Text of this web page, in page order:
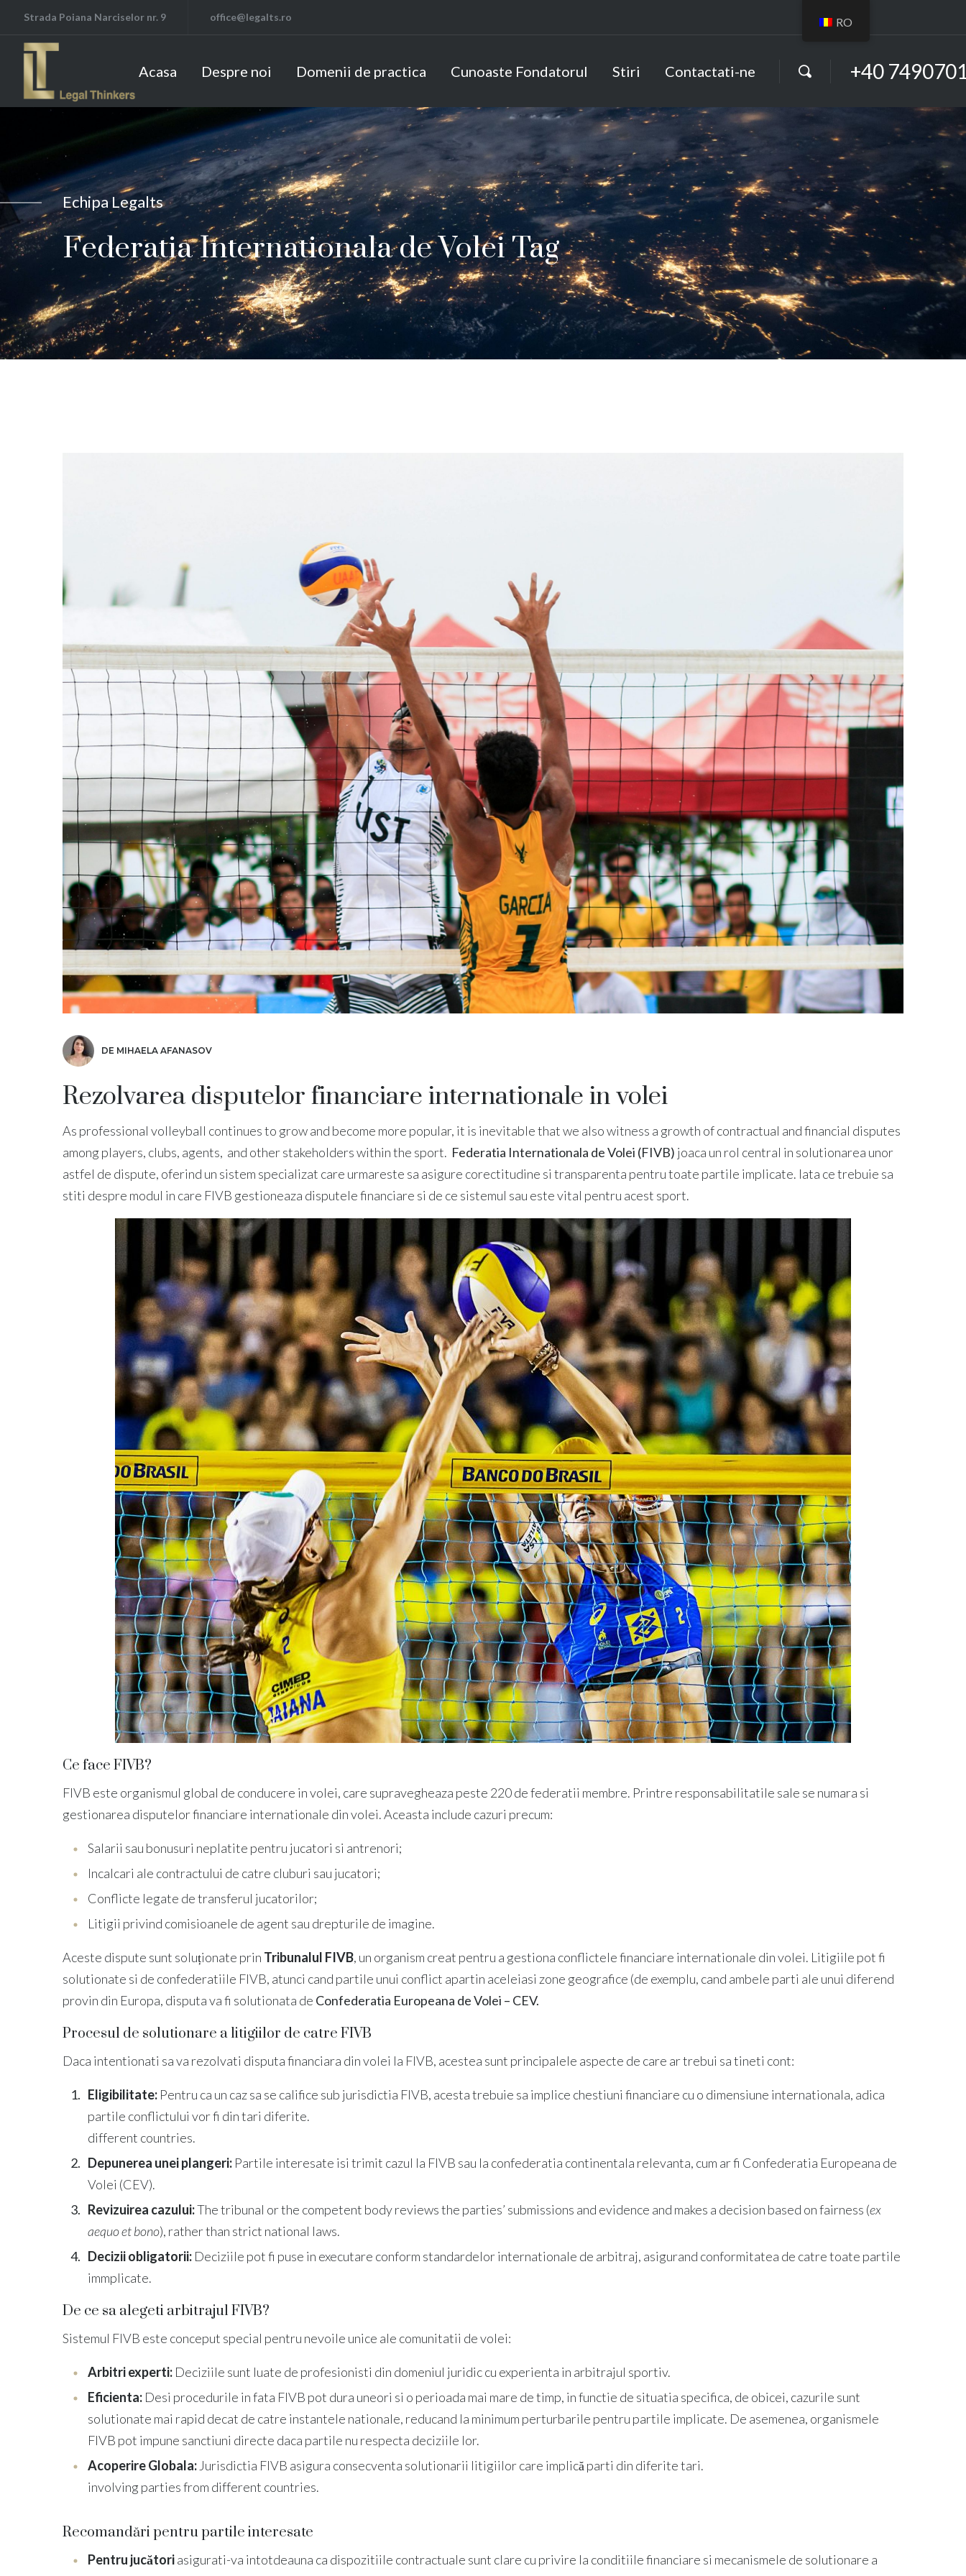
Strada Poiana Narciselor nr. 9 office@legalts.ro
Acasa Despre noi Domenii de practica Cunoaste Fondatorul Stiri Contactati-ne +40
Echipa Legalts
Federatia Internationala de Volei Tag
DE MIHAELA AFANASOV
Rezolvarea disputelor financiare internationale in volei
As professional volleyball continues to grow and become more popular, it is inevitable that we also witness a growth of contractual and financial disputes
among players, clubs, agents, and other stakeholders within the sport. Federatia Internationala de Volei (FIVB) joaca un rol central in solutionarea unor
astfel de dispute, oferind un sistem specializat care urmareste sa asigure corectitudine si transparenta pentru toate partile implicate. Iata ce trebuie sa
stiti despre modul in care FIVB gestioneaza disputele financiare si de ce sistemul sau este vital pentru acest sport.
Ce face FIVB?
FIVB este organismul global de conducere in volei, care supravegheaza peste 220 de federatii membre. Printre responsabilitatile sale se numara si
gestionarea disputelor financiare internationale din volei. Aceasta include cazuri precum:
Salarii sau bonusuri neplatite pentru jucatori si antrenori;
Incalcari ale contractului de catre cluburi sau jucatori;
Conflicte legate de transferul jucatorilor;
Litigii privind comisioanele de agent sau drepturile de imagine.
Aceste dispute sunt soluționate prin Tribunalul FIVB, un organism creat pentru a gestiona conflictele financiare internationale din volei. Litigiile pot fi
solutionate si de confederatiile FIVB, atunci cand partile unui conflict apartin aceleiasi zone geografice (de exemplu, cand ambele parti ale unui diferend
provin din Europa, disputa va fi solutionata de Confederatia Europeana de Volei – CEV.
Procesul de solutionare a litigiilor de catre FIVB
Daca intentionati sa va rezolvati disputa financiara din volei la FIVB, acestea sunt principalele aspecte de care ar trebui sa tineti cont:
Eligibilitate: Pentru ca un caz sa se califice sub jurisdictia FIVB, acesta trebuie sa implice chestiuni financiare cu o dimensiune internationala, adica
partile conflictului vor fi din tari diferite.
different countries.
Depunerea unei plangeri: Partile interesate isi trimit cazul la FIVB sau la confederatia continentala relevanta, cum ar fi Confederatia Europeana de
Volei (CEV).
Revizuirea cazului:The tribunal or the competent body reviews the parties’ submissions and evidence and makes a decision based on fairness (ex
aequo et bono), rather than strict national laws.
Decizii obligatorii: Deciziile pot fi puse in executare conform standardelor internationale de arbitraj, asigurand conformitatea de catre toate partile
immplicate.
De ce sa alegeti arbitrajul FIVB?
Sistemul FIVB este conceput special pentru nevoile unice ale comunitatii de volei:
Arbitri experti: Deciziile sunt luate de profesionisti din domeniul juridic cu experienta in arbitrajul sportiv.
Eficienta: Desi procedurile in fata FIVB pot dura uneori si o perioada mai mare de timp, in functie de situatia specifica, de obicei, cazurile sunt
solutionate mai rapid decat de catre instantele nationale, reducand la minimum perturbarile pentru partile implicate. De asemenea, organismele
FIVB pot impune sanctiuni directe daca partile nu respecta deciziile lor.
Acoperire Globala: Jurisdictia FIVB asigura consecventa solutionarii litigiilor care implică parti din diferite tari.
involving parties from different countries.
Recomandări pentru partile interesate
Pentru jucătoriasigurati-va intotdeauna ca dispozitiile contractuale sunt clare cu privire la conditiile financiare si mecanismele de solutionare a
RO